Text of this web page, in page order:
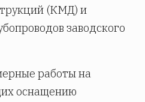
(КМД) и
заводского
работы на
оснащению